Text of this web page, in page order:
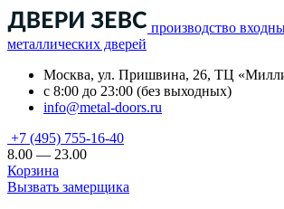
производство
металлических дверей
Москва, ул. Пришвина, 26, ТЦ
с 8:00 до 23:00 (без выходных)
info@metal-doors.ru
+7 (495) 755-16-40
8.00 — 23.00
Корзина
Вызвать замерщика